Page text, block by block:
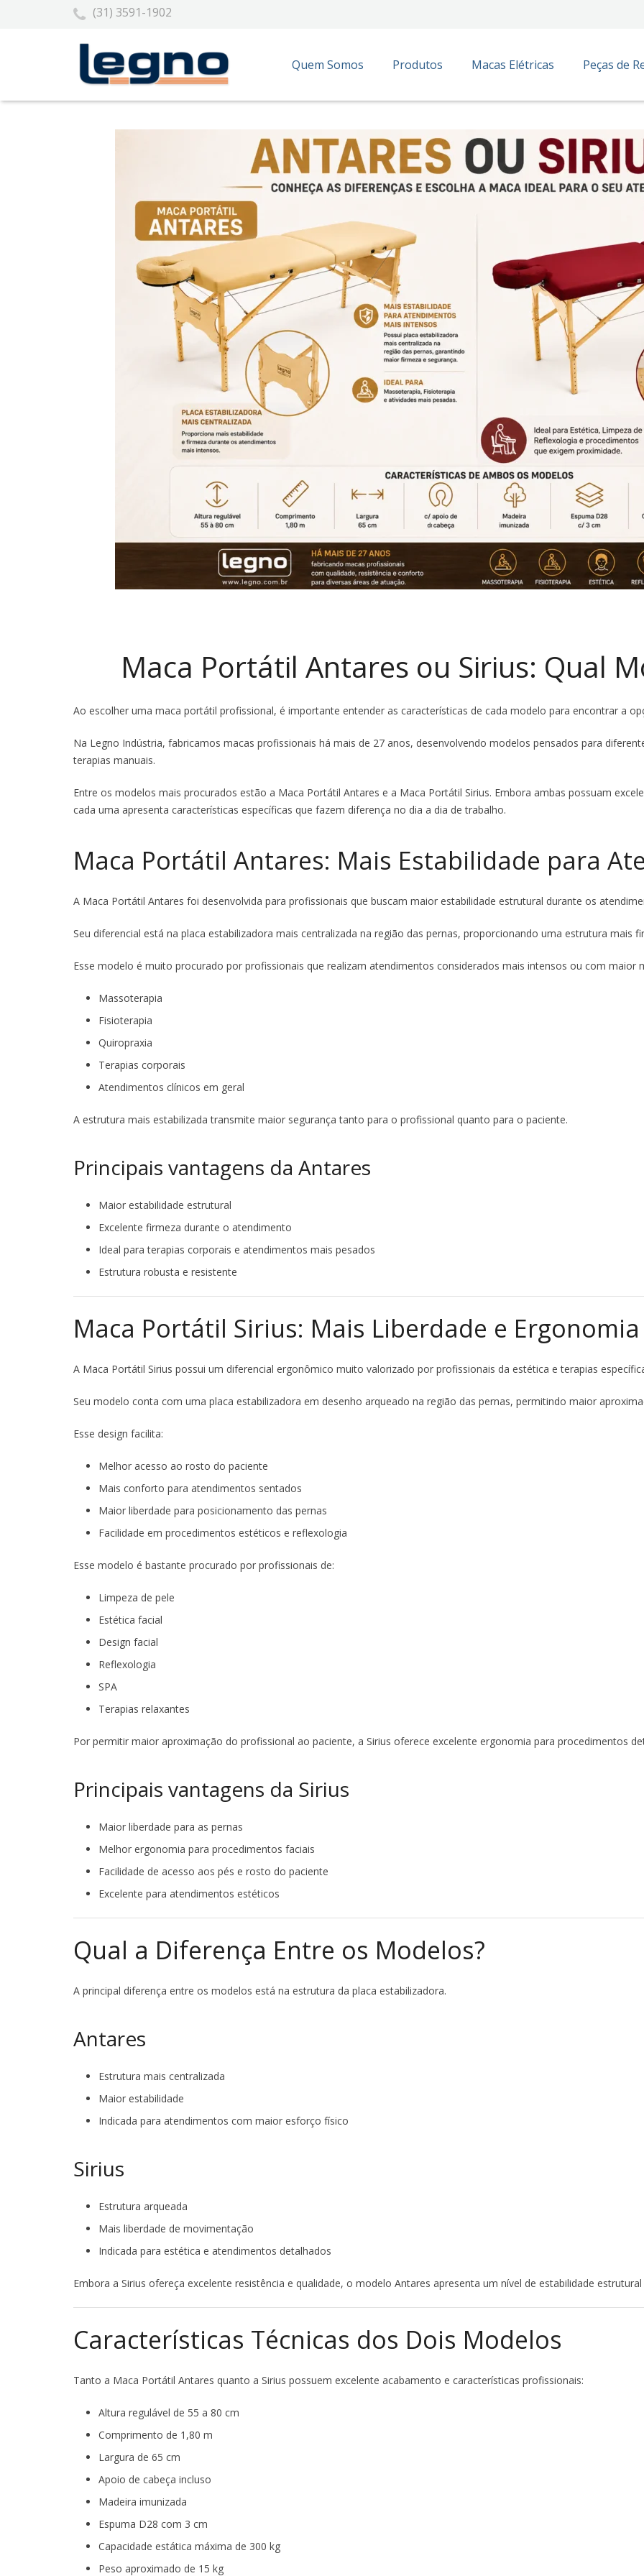
(31) 3591-1902
Quem Somos Produtos Macas Elétricas Peças de
Maca Portátil Antares ou Sirius: Qual
Ao escolher uma maca portátil profissional, é importante entender as características de cada modelo para encontrar a
Na Legno Indústria, fabricamos macas profissionais há mais de 27 anos, desenvolvendo modelos pensados para
terapias manuais.
Entre os modelos mais procurados estão a Maca Portátil Antares e a Maca Portátil Sirius. Embora ambas possuam
cada uma apresenta características específicas que fazem diferença no dia a dia de trabalho.
Maca Portátil Antares: Mais Estabilidade para
A Maca Portátil Antares foi desenvolvida para profissionais que buscam maior estabilidade estrutural durante os
Seu diferencial está na placa estabilizadora mais centralizada na região das pernas, proporcionando uma estrutura mais
Esse modelo é muito procurado por profissionais que realizam atendimentos considerados mais intensos ou com maior
Massoterapia
Fisioterapia
Quiropraxia
Terapias corporais
Atendimentos clínicos em geral
A estrutura mais estabilizada transmite maior segurança tanto para o profissional quanto para o paciente.
Principais vantagens da Antares
Maior estabilidade estrutural
Excelente firmeza durante o atendimento
Ideal para terapias corporais e atendimentos mais pesados
Estrutura robusta e resistente
Maca Portátil Sirius: Mais Liberdade e
A Maca Portátil Sirius possui um diferencial ergonômico muito valorizado por profissionais da estética e terapias
Seu modelo conta com uma placa estabilizadora em desenho arqueado na região das pernas, permitindo maior
Esse design facilita:
Melhor acesso ao rosto do paciente
Mais conforto para atendimentos sentados
Maior liberdade para posicionamento das pernas
Facilidade em procedimentos estéticos e reflexologia
Esse modelo é bastante procurado por profissionais de:
Limpeza de pele
Estética facial
Design facial
Reflexologia
SPA
Terapias relaxantes
Por permitir maior aproximação do profissional ao paciente, a Sirius oferece excelente ergonomia para procedimentos
Principais vantagens da Sirius
Maior liberdade para as pernas
Melhor ergonomia para procedimentos faciais
Facilidade de acesso aos pés e rosto do paciente
Excelente para atendimentos estéticos
Qual a Diferença Entre os Modelos?
A principal diferença entre os modelos está na estrutura da placa estabilizadora.
Antares
Estrutura mais centralizada
Maior estabilidade
Indicada para atendimentos com maior esforço físico
Sirius
Estrutura arqueada
Mais liberdade de movimentação
Indicada para estética e atendimentos detalhados
Embora a Sirius ofereça excelente resistência e qualidade, o modelo Antares apresenta um nível de estabilidade
Características Técnicas dos Dois Modelos
Tanto a Maca Portátil Antares quanto a Sirius possuem excelente acabamento e características profissionais:
Altura regulável de 55 a 80 cm
Comprimento de 1,80 m
Largura de 65 cm
Apoio de cabeça incluso
Madeira imunizada
Espuma D28 com 3 cm
Capacidade estática máxima de 300 kg
Peso aproximado de 15 kg